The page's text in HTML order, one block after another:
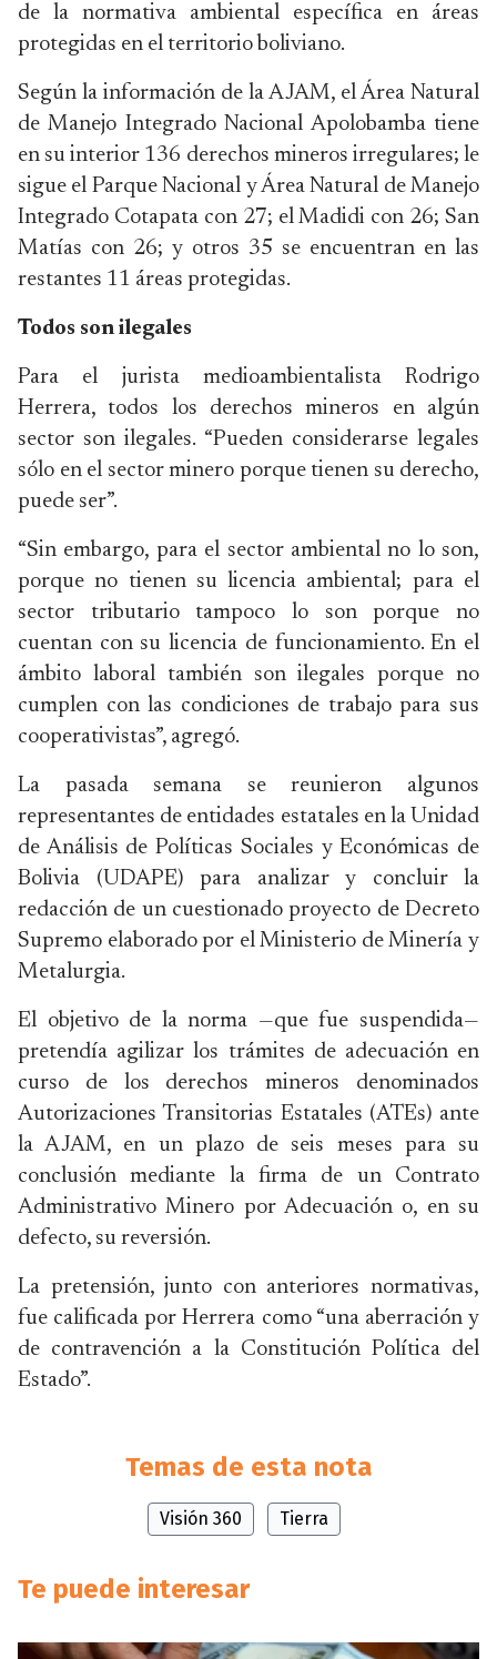
de la normativa ambiental específica en áreas
protegidas en el territorio boliviano.
Según la información de la AJAM, el Área Natural
de Manejo Integrado Nacional Apolobamba tiene
en su interior 136 derechos mineros irregulares; le
sigue el Parque Nacional y Área Natural de Manejo
Integrado Cotapata con 27; el Madidi con 26; San
Matías con 26; y otros 35 se encuentran en las
restantes 11 áreas protegidas.
Todos son ilegales
Para el jurista medioambientalista Rodrigo
Herrera, todos los derechos mineros en algún
sector son ilegales. “Pueden considerarse legales
sólo en el sector minero porque tienen su derecho,
puede ser”.
“Sin embargo, para el sector ambiental no lo son,
porque no tienen su licencia ambiental; para el
sector tributario tampoco lo son porque no
cuentan con su licencia de funcionamiento. En el
ámbito laboral también son ilegales porque no
cumplen con las condiciones de trabajo para sus
cooperativistas”, agregó.
La pasada semana se reunieron algunos
representantes de entidades estatales en la Unidad
de Análisis de Políticas Sociales y Económicas de
Bolivia (UDAPE) para analizar y concluir la
redacción de un cuestionado proyecto de Decreto
Supremo elaborado por el Ministerio de Minería y
Metalurgia.
El objetivo de la norma —que fue suspendida—
pretendía agilizar los trámites de adecuación en
curso de los derechos mineros denominados
Autorizaciones Transitorias Estatales (ATEs) ante
la AJAM, en un plazo de seis meses para su
conclusión mediante la firma de un Contrato
Administrativo Minero por Adecuación o, en su
defecto, su reversión.
La pretensión, junto con anteriores normativas,
fue calificada por Herrera como “una aberración y
de contravención a la Constitución Política del
Estado”.
Temas de esta nota
Visión 360 Tierra
Te puede interesar